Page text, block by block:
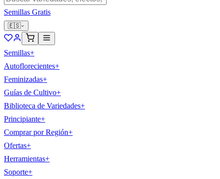
Semillas Gratis
🇪🇸
Semillas+
Autoflorecientes+
Feminizadas+
Guías de Cultivo+
Biblioteca de Variedades+
Principiante+
Comprar por Región+
Ofertas+
Herramientas+
Soporte+